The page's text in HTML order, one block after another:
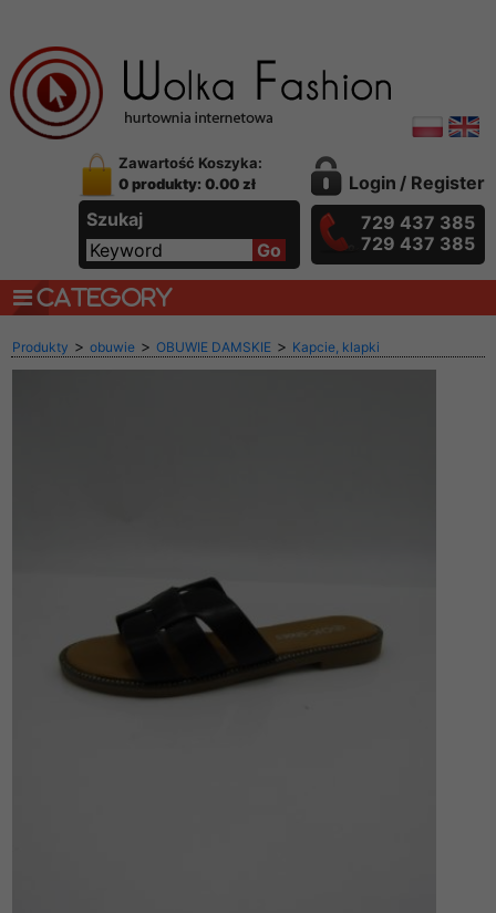
Zawartość Koszyka:
0 produkty: 0.00 zł
Szukaj
Login / Register
729 437 385
729 437 385
CATEGORY
Produkty > obuwie > OBUWIE DAMSKIE > Kapcie, klapki